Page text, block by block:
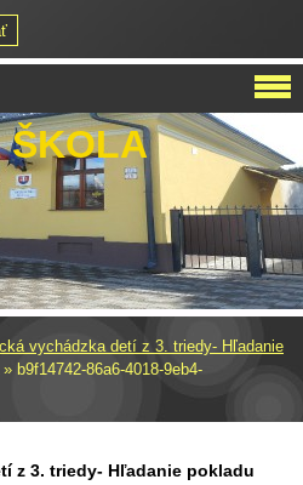
ŠKOLA
vychádzka detí z 3. triedy- Hľadanie
» b9f14742-86a6-4018-9eb4-
z 3. triedy- Hľadanie pokladu